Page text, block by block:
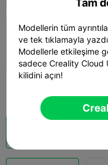
0.2mm

Tam
Modellerin tüm
ve tek tıklamayla
Modellerle etkileşime
sadece Creality Cloud
kilidini açın!